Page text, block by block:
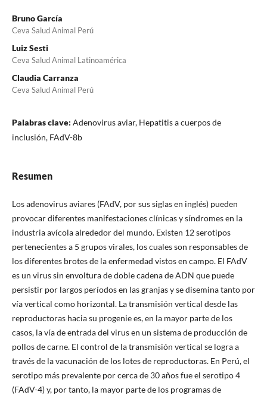
Bruno García
Ceva Salud Animal Perú
Luiz Sesti
Ceva Salud Animal Latinoamérica
Claudia Carranza
Ceva Salud Animal Perú
Palabras clave: Adenovirus aviar, Hepatitis a cuerpos de
inclusión, FAdV-8b
Resumen
Los adenovirus aviares (FAdV, por sus siglas en inglés) pueden
provocar diferentes manifestaciones clínicas y síndromes en la
industria avícola alrededor del mundo. Existen 12 serotipos
pertenecientes a 5 grupos virales, los cuales son responsables de
los diferentes brotes de la enfermedad vistos en campo. El FAdV
es un virus sin envoltura de doble cadena de ADN que puede
persistir por largos períodos en las granjas y se disemina tanto por
vía vertical como horizontal. La transmisión vertical desde las
reproductoras hacia su progenie es, en la mayor parte de los
casos, la vía de entrada del virus en un sistema de producción de
pollos de carne. El control de la transmisión vertical se logra a
través de la vacunación de los lotes de reproductoras. En Perú, el
serotipo más prevalente por cerca de 30 años fue el serotipo 4
(FAdV-4) y, por tanto, la mayor parte de los programas de